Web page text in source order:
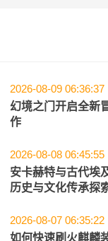
2026-08-09 06:36:37
幻境之门开启全新
作
2026-08-08 06:45:55
安卡赫特与古代埃
历史与文化传承探
2026-08-07 06:35:22
如何快速刷火麒麟